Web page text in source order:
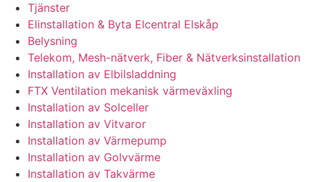
Tjänster
Elinstallation & Byta Elcentral Elskåp
Belysning
Telekom, Mesh-nätverk, Fiber & Nätverksinstallation
Installation av Elbilsladdning
FTX Ventilation mekanisk värmeväxling
Installation av Solceller
Installation av Vitvaror
Installation av Värmepump
Installation av Golvvärme
Installation av Takvärme